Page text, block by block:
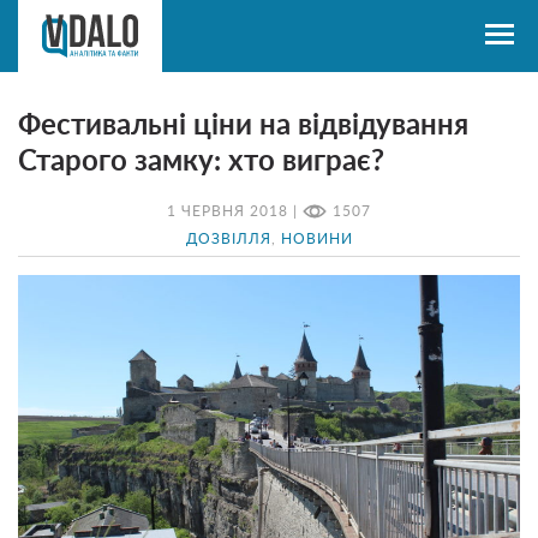
1 ЧЕРВНЯ 2018 | 1507
ДОЗВІЛЛЯ НОВИНИ
Фестивальні ціни на відвідування
Старого замку: хто виграє?